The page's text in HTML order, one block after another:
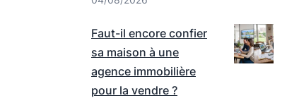
Faut-il encore confier
sa maison à une
agence immobilière
pour la vendre ?